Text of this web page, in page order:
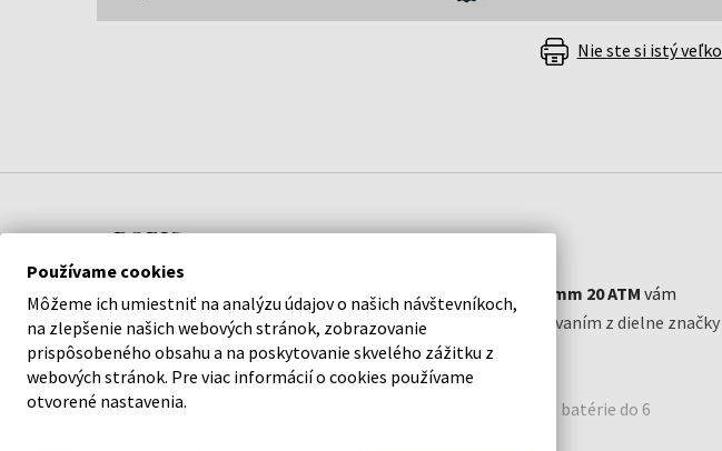
Nie ste si istý
POPIS
Pánske hodinky Citizen BN4044-15E Promaster Men's 46mm 20 ATM vám
pridajú na elegancii a podporia váš štýl. S kvalitným spracovaním z dielne značky
Citizensa nemusíte obávať, že stúpite vedľa.
Garantujeme 100 % originalitu tovaru a bezplatnú výmenu batérie do 6
Používame cookies
Môžeme ich umiestniť na analýzu údajov o našich návštevníkoch,
na zlepšenie našich webových stránok, zobrazovanie
prispôsobeného obsahu a na poskytovanie skvelého zážitku z
webových stránok. Pre viac informácií o cookies používame
otvorené nastavenia.